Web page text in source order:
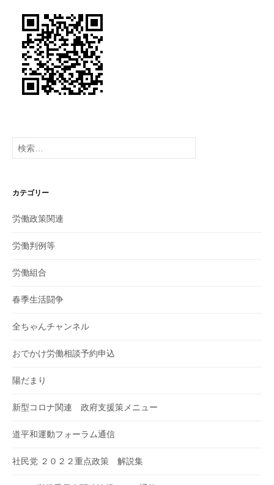
ョ
ン
検
索:
カテゴリー
労働政策関連
労働判例等
労働組合
春季生活闘争
全ちゃんチャンネル
おでかけ労働相談予約申込
陽だまり
新型コロナ関連 政府支援策メニュー
道平和運動フォーラム通信
社民党 ２０２２重点政策 解説集